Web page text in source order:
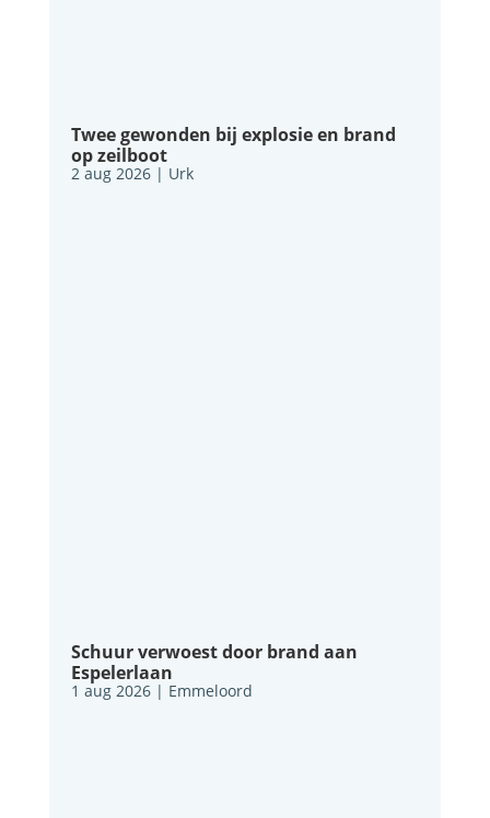
Twee gewonden bij explosie en brand
op zeilboot
2 aug 2026| Urk
Schuur verwoest door brand aan
Espelerlaan
1 aug 2026| Emmeloord